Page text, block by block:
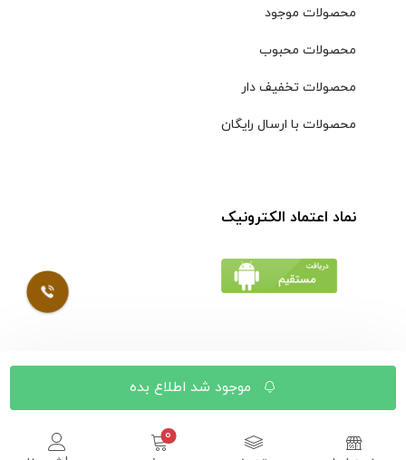
محصولات موجود
محصولات محبوب
محصولات تخفیف دار
محصولات با ارسال رایگان
نماد اعتماد الکترونیک
© کلیه حقوق مادی و معنوی محتویات سایت فروشگاه اینترنتی
موسوی محفوظ است |طراحی شده توسط ایلیاسیستم